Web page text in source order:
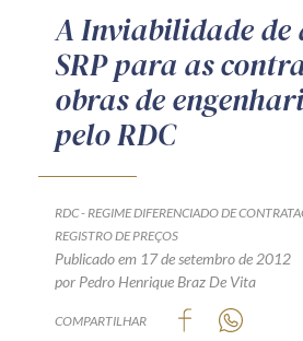
A Zênite
Como publicar
Site da Zênite
Política de
Guia de Direitos dos
Encarregado
A Inviabilidade de
SRP para as
obras de
pelo RDC
RDC - REGIME DIFERENCIADO DE
REGISTRO DE PREÇOS
Publicado em 17 de setembro de 2012
por Pedro Henrique Braz De Vita
COMPARTILHAR